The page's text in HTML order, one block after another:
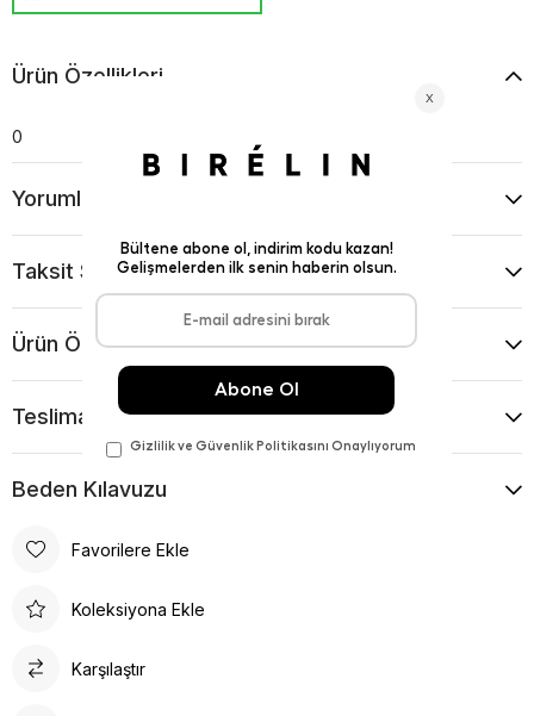
Ürün Özellikleri
0
Yorumlar
Taksit Seçenekleri
Ürün Önerileri
Teslimat Ve İade Koşulları
Beden Kılavuzu
Favorilere Ekle
Koleksiyona Ekle
Karşılaştır